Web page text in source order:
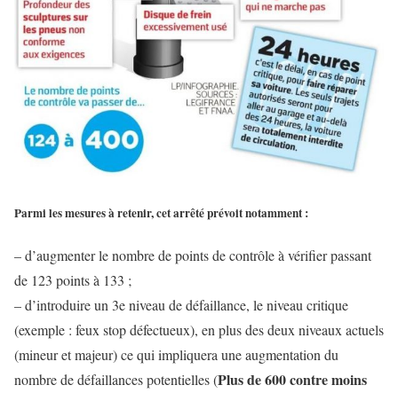
Parmi les mesures à retenir, cet arrêté prévoit notamment :
– d’augmenter le nombre de points de contrôle à vérifier passant
de 123 points à 133 ;
– d’introduire un 3e niveau de défaillance, le niveau critique
(exemple : feux stop défectueux), en plus des deux niveaux actuels
(mineur et majeur) ce qui impliquera une augmentation du
nombre de défaillances potentielles (Plus de 600 contre moins